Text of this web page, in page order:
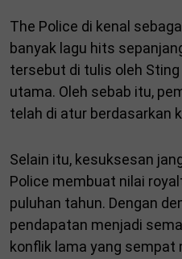
The Police di kenal
banyak lagu hits
tersebut di tulis oleh
utama. Oleh sebab itu,
telah di atur berdasarkan
Selain itu, kesuksesan
Police membuat nilai
puluhan tahun. Dengan
pendapatan menjadi
konflik lama yang sempat